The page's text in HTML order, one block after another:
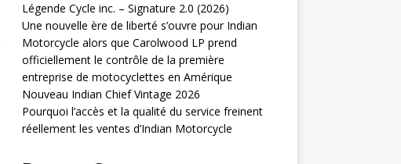
Légende Cycle inc. – Signature 2.0 (2026)
Une nouvelle ère de liberté s’ouvre pour Indian
Motorcycle alors que Carolwood LP prend
officiellement le contrôle de la première
entreprise de motocyclettes en Amérique
Nouveau Indian Chief Vintage 2026
Pourquoi l’accès et la qualité du service freinent
réellement les ventes d’Indian Motorcycle